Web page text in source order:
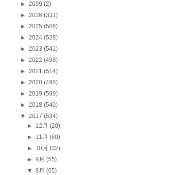
► 2099 (2)
► 2026 (331)
► 2025 (506)
► 2024 (528)
► 2023 (541)
► 2022 (498)
► 2021 (514)
► 2020 (498)
► 2019 (599)
► 2018 (540)
▼ 2017 (534)
► 12月(20)
► 11月(60)
► 10月(32)
►9月(55)
▼8月(65)